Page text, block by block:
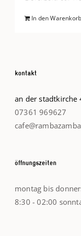
In den Warenkorb
kontakt
an der stadtkirche
07361 969627
öffnungszeiten
montag bis
8:30 - 02:00